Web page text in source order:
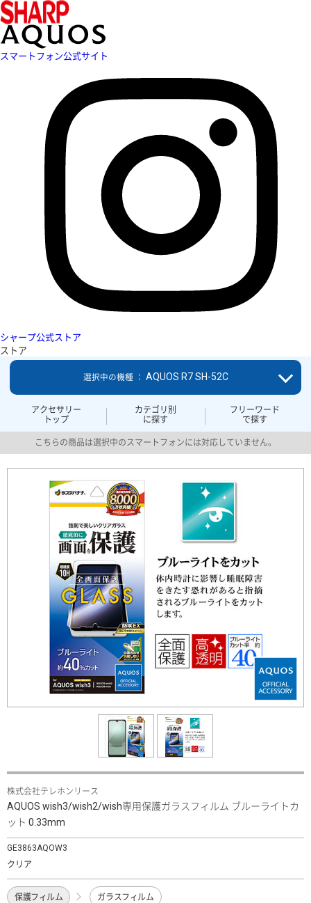
スマートフォン公式サイト
シャープ公式ストア
ストア
アクセサリー
トップ
カテゴリ別
に探す
フリーワード
で探す
選択中の機種 ： AQUOS R7 SH-52C
こちらの商品は選択中のスマートフォンには対応していません。
株式会社テレホンリース
AQUOS wish3/wish2/wish専用保護ガラスフィルム ブルーライトカ
ット 0.33mm
GE3863AQOW3
クリア
保護フィルム ガラスフィルム